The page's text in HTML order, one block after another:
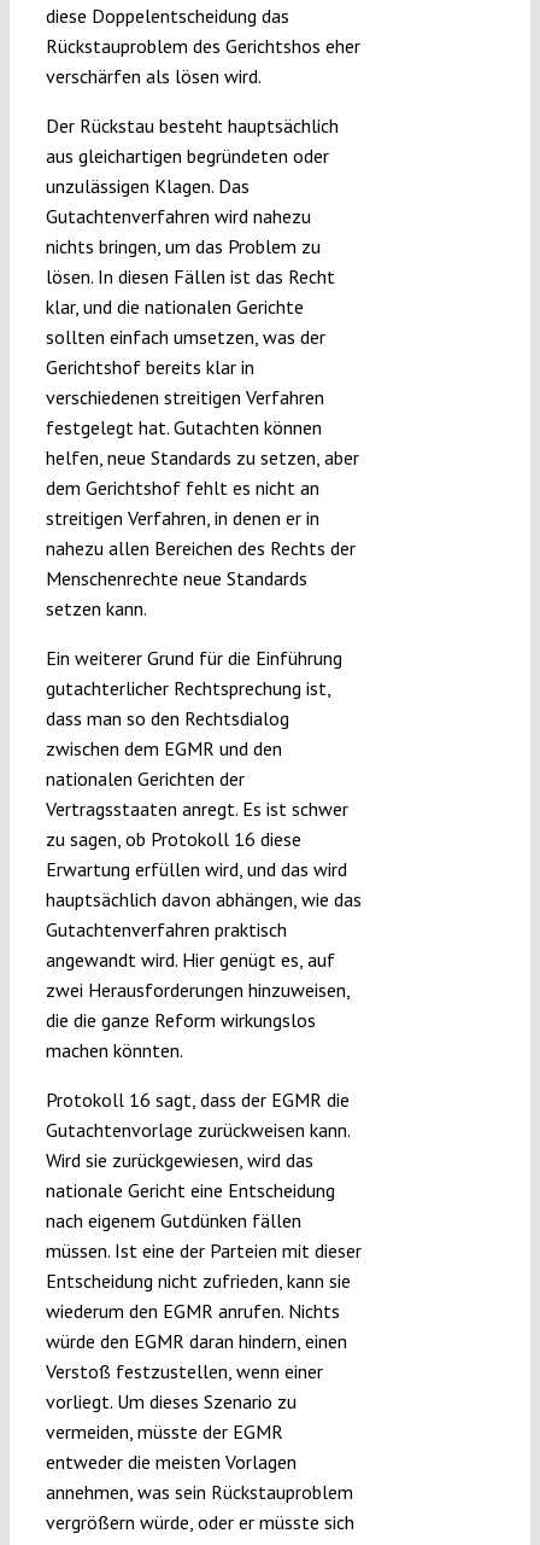
diese Doppelentscheidung das
Rückstauproblem des Gerichtshos eher
verschärfen als lösen wird.
Der Rückstau besteht hauptsächlich
aus gleichartigen begründeten oder
unzulässigen Klagen. Das
Gutachtenverfahren wird nahezu
nichts bringen, um das Problem zu
lösen. In diesen Fällen ist das Recht
klar, und die nationalen Gerichte
sollten einfach umsetzen, was der
Gerichtshof bereits klar in
verschiedenen streitigen Verfahren
festgelegt hat. Gutachten können
helfen, neue Standards zu setzen, aber
dem Gerichtshof fehlt es nicht an
streitigen Verfahren, in denen er in
nahezu allen Bereichen des Rechts der
Menschenrechte neue Standards
setzen kann.
Ein weiterer Grund für die Einführung
gutachterlicher Rechtsprechung ist,
dass man so den Rechtsdialog
zwischen dem EGMR und den
nationalen Gerichten der
Vertragsstaaten anregt. Es ist schwer
zu sagen, ob Protokoll 16 diese
Erwartung erfüllen wird, und das wird
hauptsächlich davon abhängen, wie das
Gutachtenverfahren praktisch
angewandt wird. Hier genügt es, auf
zwei Herausforderungen hinzuweisen,
die die ganze Reform wirkungslos
machen könnten.
Protokoll 16 sagt, dass der EGMR die
Gutachtenvorlage zurückweisen kann.
Wird sie zurückgewiesen, wird das
nationale Gericht eine Entscheidung
nach eigenem Gutdünken fällen
müssen. Ist eine der Parteien mit dieser
Entscheidung nicht zufrieden, kann sie
wiederum den EGMR anrufen. Nichts
würde den EGMR daran hindern, einen
Verstoß festzustellen, wenn einer
vorliegt. Um dieses Szenario zu
vermeiden, müsste der EGMR
entweder die meisten Vorlagen
annehmen, was sein Rückstauproblem
vergrößern würde, oder er müsste sich